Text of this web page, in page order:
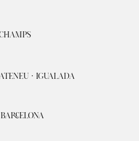
· IGUALADA